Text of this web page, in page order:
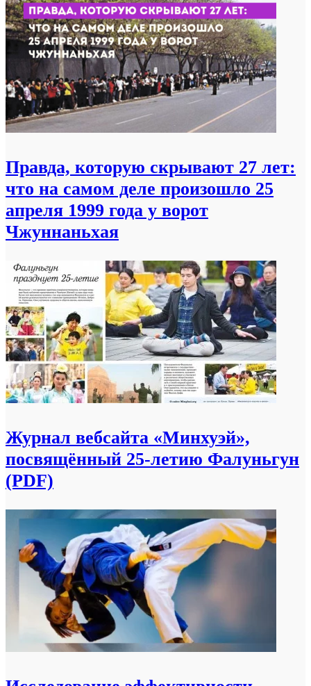
Правда, которую скрывают 27 лет:
что на самом деле произошло 25
апреля 1999 года у ворот
Чжуннаньхая
Журнал вебсайта «Минхуэй»,
посвящённый 25-летию Фалуньгун
(PDF)